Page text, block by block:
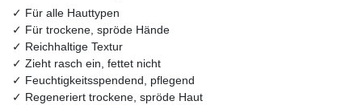
✓ Für alle Hauttypen
✓ Für trockene, spröde Hände
✓ Reichhaltige Textur
✓ Zieht rasch ein, fettet nicht
✓ Feuchtigkeitsspendend, pflegend
✓ Regeneriert trockene, spröde Haut